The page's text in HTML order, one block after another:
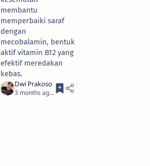
membantu
memperbaiki saraf
dengan
mecobalamin, bentuk
aktif vitamin B12 yang
efektif meredakan
kebas.
3 months ago 3